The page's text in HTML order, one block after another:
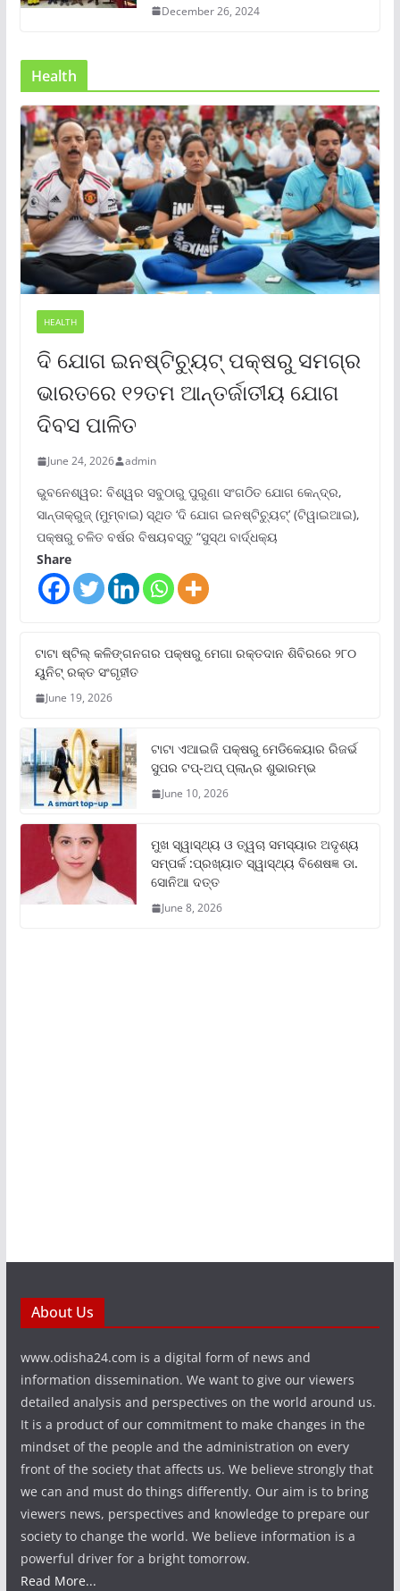
December 26, 2024
Health
HEALTH
ଦି ଯୋଗ ଇନଷ୍ଟିଚ୍ୟୁଟ୍ ପକ୍ଷରୁ ସମଗ୍ର
ଭାରତରେ ୧୨ତମ ଆନ୍ତର୍ଜାତୀୟ ଯୋଗ
ଦିବସ ପାଳିତ
June 24, 2026 admin
ଭୁବନେଶ୍ୱର: ବିଶ୍ୱର ସବୁଠାରୁ ପୁରୁଣା ସଂଗଠିତ ଯୋଗ କେନ୍ଦ୍ର,
ସାନ୍ତାକ୍ରୁଜ୍ (ମୁମ୍ବାଇ) ସ୍ଥିତ ‘ଦି ଯୋଗ ଇନଷ୍ଟିଚ୍ୟୁଟ୍‌’ (ଟିୱାଇଆଇ),
ପକ୍ଷରୁ ଚଳିତ ବର୍ଷର ବିଷୟବସ୍ତୁ “ସୁସ୍ଥ ବାର୍ଦ୍ଧକ୍ୟ
Share
ଟାଟା ଷ୍ଟିଲ୍‌ କଳିଙ୍ଗନଗର ପକ୍ଷରୁ ମେଗା ରକ୍ତଦାନ ଶିବିରରେ ୨୮୦
ୟୁନିଟ୍‌ ରକ୍ତ ସଂଗୃହୀତ
June 19, 2026
ଟାଟା ଏଆଇଜି ପକ୍ଷରୁ ମେଡିକେୟାର ରିଜର୍ଭ
ସୁପର ଟପ୍‌-ଅପ୍ ପ୍ଲାନ୍‌ର ଶୁଭାରମ୍ଭ
June 10, 2026
ମୁଖ ସ୍ୱାସ୍ଥ୍ୟ ଓ ତ୍ୱଚା ସମସ୍ୟାର ଅଦୃଶ୍ୟ
ସମ୍ପର୍କ :ପ୍ରଖ୍ୟାତ ସ୍ୱାସ୍ଥ୍ୟ ବିଶେଷଜ୍ଞ ଡା.
ସୋନିଆ ଦତ୍ତ
June 8, 2026
About Us
www.odisha24.com is a digital form of news and
information dissemination. We want to give our viewers
detailed analysis and perspectives on the world around us.
It is a product of our commitment to make changes in the
mindset of the people and the administration on every
front of the society that affects us. We believe strongly that
we can and must do things differently. Our aim is to bring
viewers news, perspectives and knowledge to prepare our
society to change the world. We believe information is a
powerful driver for a bright tomorrow.
Read More...